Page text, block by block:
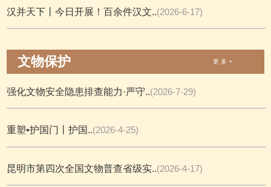
汉并天下丨今日开展！百余件汉文..(2026-6-17)
文物保护 更 多 +
强化文物安全隐患排查能力·严守..(2026-7-29)
重塑•护国门丨护国..(2026-4-25)
昆明市第四次全国文物普查省级实..(2026-4-17)